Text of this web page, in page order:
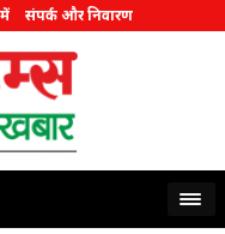
संपर्क और निवारण